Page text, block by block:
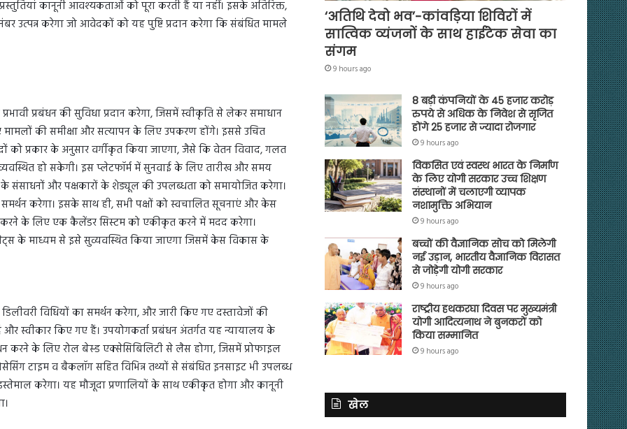
कानूनी आवश्यकताओं को पूरा करती हैं या नहीं। इसके अतिरिक्त,
उत्पन्न करेगा जो आवेदकों को यह पुष्टि प्रदान करेगा कि संबंधित मामले
प्रबंधन की सुविधा प्रदान करेगा, जिसमें स्वीकृति से लेकर समाधान
मामलों की समीक्षा और सत्यापन के लिए उपकरण होंगे। इससे उचित
को प्रकार के अनुसार वर्गीकृत किया जाएगा, जैसे कि वेतन विवाद, गलत
हो सकेगी। इस प्लेटफॉर्म में सुनवाई के लिए तारीख और समय
संसाधनों और पक्षकारों के शेड्यूल की उपलब्धता को समायोजित करेगा।
करेगा। इसके साथ ही, सभी पक्षों को स्वचालित सूचनाएं और केस
करने के लिए एक कैलेंडर सिस्टम को एकीकृत करने में मदद करेगा।
के माध्यम से इसे सुव्यवस्थित किया जाएगा जिसमें केस विकास के
विधियों का समर्थन करेगा, और जारी किए गए दस्तावेजों की
और स्वीकार किए गए हैं। उपयोगकर्ता प्रबंधन अंतर्गत यह न्यायालय के
करने के लिए रोल बेस्ड एक्सेसिबिलिटी से लैस होगा, जिसमें प्रोफाइल
टाइम व बैकलॉग सहित विभिन्न तथ्यों से संबंधित इनसाइट भी उपलब्ध
करेगा। यह मौजूदा प्रणालियों के साथ एकीकृत होगा और कानूनी
‘अतिथि देवो भव’-कांवड़िया शिविरों में
सात्विक व्यंजनों के साथ हाईटेक सेवा का
संगम
9 hours ago
8 बड़ी कंपनियों के 45 हजार करोड़
रुपये से अधिक के निवेश से सृजित
होंगे 25 हजार से ज्यादा रोजगार
9 hours ago
विकसित एवं स्वस्थ भारत के निर्माण
के लिए योगी सरकार उच्च शिक्षण
संस्थानों में चलाएगी व्यापक
नशामुक्ति अभियान
9 hours ago
बच्चों की वैज्ञानिक सोच को मिलेगी
नई उड़ान, भारतीय वैज्ञानिक विरासत
से जोड़ेगी योगी सरकार
9 hours ago
राष्ट्रीय हथकरघा दिवस पर मुख्यमंत्री
योगी आदित्यनाथ ने बुनकरों को
किया सम्मानित
9 hours ago
खेल